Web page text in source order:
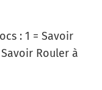
: 1 = Savoir
Rouler à